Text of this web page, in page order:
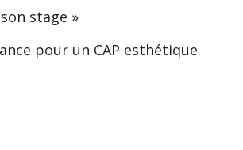
stage »
pour un CAP esthétique